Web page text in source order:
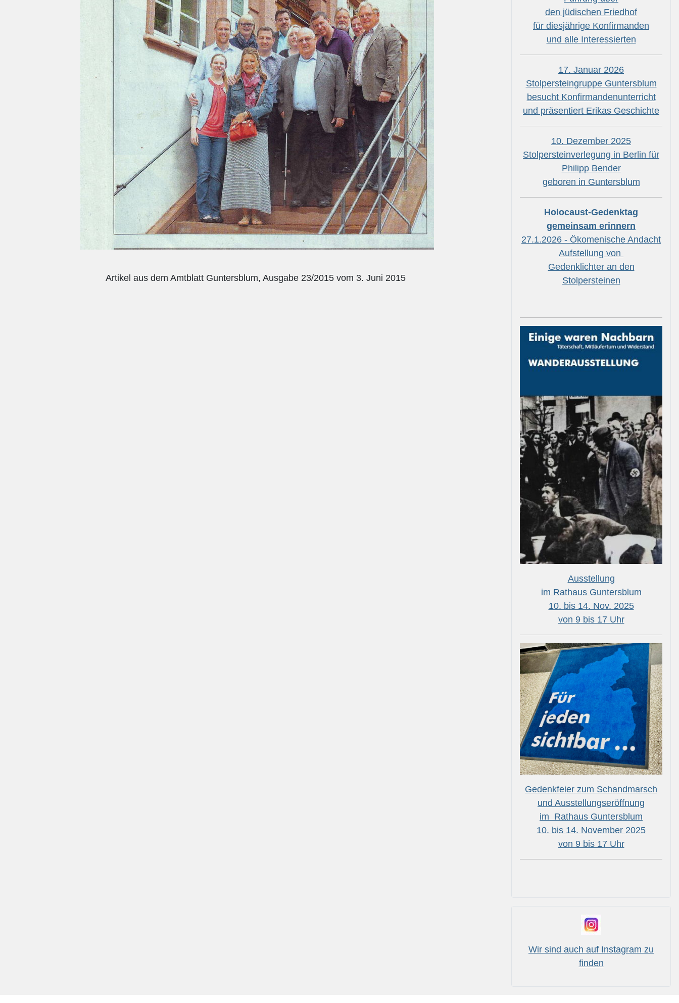
Artikel aus dem Amtblatt Guntersblum, Ausgabe 23/2015 vom 3. Juni 2015
den jüdischen Friedhof
für diesjährige Konfirmanden
und alle Interessierten
17. Januar 2026
Stolpersteingruppe Guntersblum
besucht Konfirmandenunterricht
und präsentiert Erikas Geschichte
10. Dezember 2025
Stolpersteinverlegung in Berlin für
Philipp Bender
geboren in Guntersblum
Holocaust-Gedenktag
gemeinsam erinnern
27.1.2026 - Ökomenische Andacht
Aufstellung von
Gedenklichter an den
Stolpersteinen
Ausstellung
im Rathaus Guntersblum
10. bis 14. Nov. 2025
von 9 bis 17 Uhr
Gedenkfeier zum Schandmarsch
und Ausstellungseröffnung
im Rathaus Guntersblum
10. bis 14. November 2025
von 9 bis 17 Uhr
Wir sind auch auf Instagram zu
finden